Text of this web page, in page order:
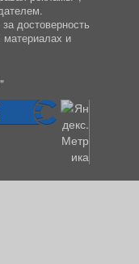
достоверность
и